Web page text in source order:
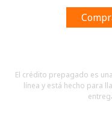
Un caracter especial
El crédito prepagado es
línea y está hecho para